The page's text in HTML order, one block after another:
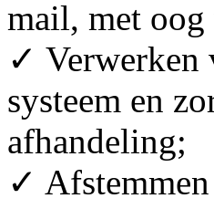
mail, met oog
✓ Verwerken
systeem en
afhandeling;
✓